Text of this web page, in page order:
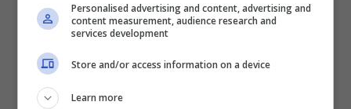
interventi. L’olio naturale è bellissimo, ma
richiede più cura periodica.
Scelte intelligenti senza
Personalised advertising and content, advertising and
content measurement, audience research and
services development
Store and/or access information on a device
Learn more